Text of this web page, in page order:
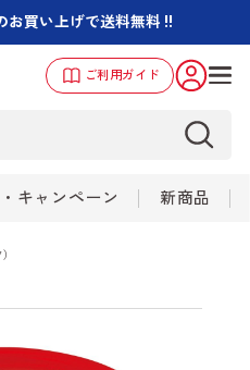
買い上げで送料無料 !!
ご利用ガイド
キャンペーン 新商品